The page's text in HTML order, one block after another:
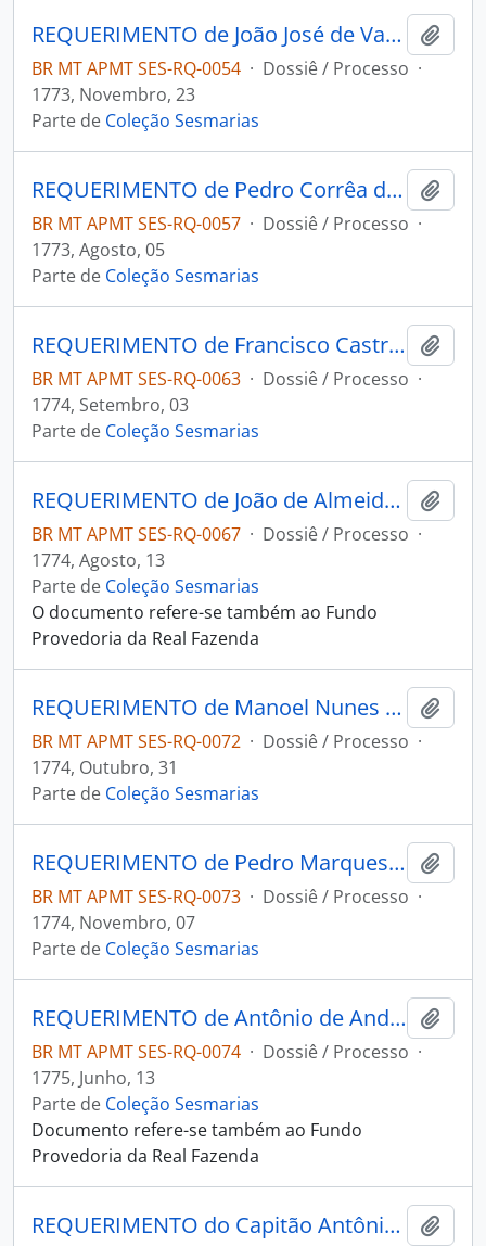
REQUERIMENTO de João José de Vasconcelos ao Governador e Capitão-General da Capitania de Mato Grosso Luiz de Albuquerque de Melo Pereira e Cáceres.
BR MT APMT SES-RQ-0054 · Dossiê / Processo ·
1773, Novembro, 23
Parte de Coleção Sesmarias
REQUERIMENTO de Pedro Corrêa de Campos ao Governador e Capitão-General da Capitania de Mato Grosso Luiz de Albuquerque de Melo Pereira e Cáceres.
BR MT APMT SES-RQ-0057 · Dossiê / Processo ·
1773, Agosto, 05
Parte de Coleção Sesmarias
REQUERIMENTO de Francisco Castro da Silveira ao Governador e Capitão-General da Capitania de Mato Grosso Luiz de Albuquerque de Melo Pereira e Cáceres.
BR MT APMT SES-RQ-0063 · Dossiê / Processo ·
1774, Setembro, 03
Parte de Coleção Sesmarias
REQUERIMENTO de João de Almeida da Lara ao Governador e Capitão-General da Capitania de Mato Grosso Luiz de Albuquerque de Melo Pereira e Cáceres.
BR MT APMT SES-RQ-0067 · Dossiê / Processo ·
1774, Agosto, 13
Parte de Coleção Sesmarias
O documento refere-se também ao Fundo
Provedoria da Real Fazenda
REQUERIMENTO de Manoel Nunes de Brito ao Governador e Capitão-General da Capitania de Mato Grosso Luiz de Albuquerque de Melo Pereira e Cáceres.
BR MT APMT SES-RQ-0072 · Dossiê / Processo ·
1774, Outubro, 31
Parte de Coleção Sesmarias
REQUERIMENTO de Pedro Marques de Fontes ao Governador e Capitão-General da Capitania de Mato Grosso Luiz de Albuquerque de Melo Pereira e Cáceres.
BR MT APMT SES-RQ-0073 · Dossiê / Processo ·
1774, Novembro, 07
Parte de Coleção Sesmarias
REQUERIMENTO de Antônio de Andrade e Mendonça ao Governador e Capitão-General da Capitania de Mato Grosso Luiz de Albuquerque de Melo Pereira e Cáceres.
BR MT APMT SES-RQ-0074 · Dossiê / Processo ·
1775, Junho, 13
Parte de Coleção Sesmarias
Documento refere-se também ao Fundo
Provedoria da Real Fazenda
REQUERIMENTO do Capitão Antônio de Mello de Arruda ao Governador e Capitão-General da Capitania de Mato Grosso Luiz de Albuquerque de Melo Pereira e Cáceres.